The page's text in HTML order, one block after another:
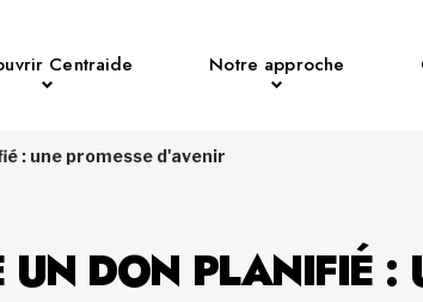
Centraide Notre approche
: une promesse d'avenir
UN DON PLANIFIÉ :